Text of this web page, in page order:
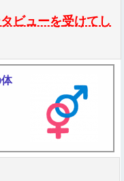
ビューを受けてし